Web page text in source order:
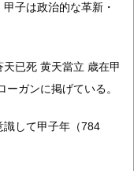
子は政治的な革新・
已死 黄天當立 歳在甲
ガンに掲げている。
識して甲子年（784